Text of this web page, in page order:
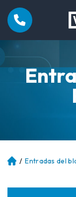
Ini / Entradas del